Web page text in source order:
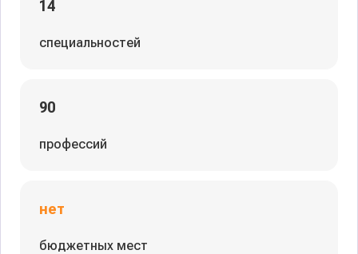
14
специальностей
90
профессий
нет
бюджетных мест